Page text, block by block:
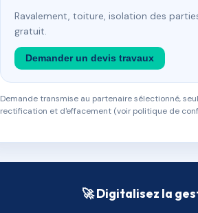
Ravalement, toiture, isolation des
gratuit.
Demander un devis travaux
Demande transmise au partenaire sélectionné,
rectification et d'effacement (voir politique de
🚀 Digitalisez la